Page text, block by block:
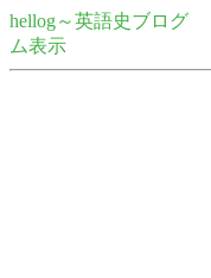
hellog～英語史ブログ
ム表示